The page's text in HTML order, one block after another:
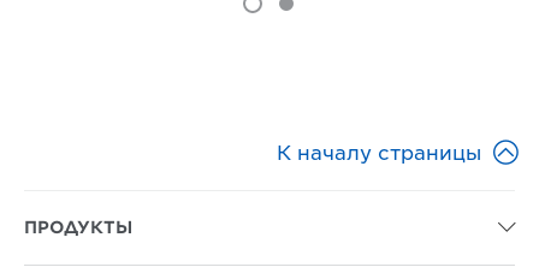
К началу страницы 
ПРОДУКТЫ 